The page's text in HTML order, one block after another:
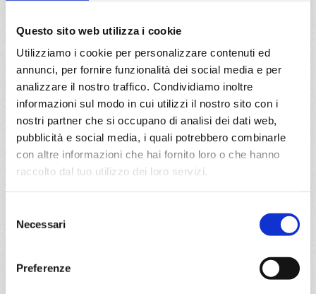
Questo sito web utilizza i cookie
Utilizziamo i cookie per personalizzare contenuti ed
annunci, per fornire funzionalità dei social media e per
analizzare il nostro traffico. Condividiamo inoltre
informazioni sul modo in cui utilizzi il nostro sito con i
nostri partner che si occupano di analisi dei dati web,
pubblicità e social media, i quali potrebbero combinarle
con altre informazioni che hai fornito loro o che hanno
raccolto dal tuo utilizzo dei loro servizi.
delNecessari
Preferenze
a partire da
€ 953
Mediterraneo8 giorni
da La Goulettecon MSC
Meraviglia